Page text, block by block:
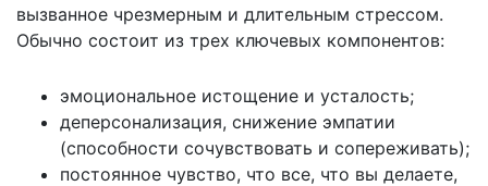
вызванное чрезмерным и длительным стрессом.
Обычно состоит из трех ключевых компонентов:
эмоциональное истощение и усталость;
деперсонализация, снижение эмпатии
(способности сочувствовать и сопереживать);
постоянное чувство, что все, что вы делаете,